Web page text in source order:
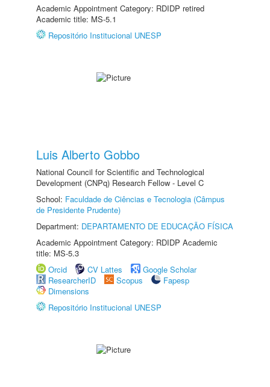
Academic Appointment Category: RDIDP retired
Academic title: MS-5.1
Repositório Institucional UNESP
Luis Alberto Gobbo
National Council for Scientific and Technological
Development (CNPq) Research Fellow - Level C
School: Faculdade de Ciências e Tecnologia (Câmpus
de Presidente Prudente)
Department: DEPARTAMENTO DE EDUCAÇÃO FÍSICA
Academic Appointment Category: RDIDP Academic
title: MS-5.3
Orcid
CV Lattes
Google Scholar
ResearcherID
Scopus
Fapesp
Dimensions
Repositório Institucional UNESP